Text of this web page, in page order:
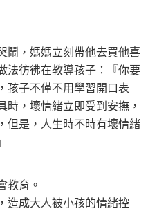
鬧，媽媽立刻帶他去買他喜
法彷彿在教導孩子：『你要
孩子不僅不用學習開口表
，壞情緒立即受到安撫，
但是，人生時不時有壞情緒
教育。
造成大人被小孩的情緒控